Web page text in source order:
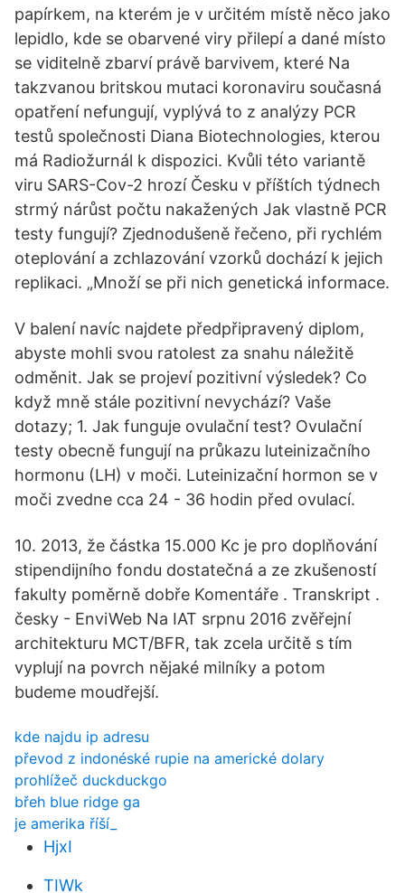
papírkem, na kterém je v určitém místě něco jako
lepidlo, kde se obarvené viry přilepí a dané místo
se viditelně zbarví právě barvivem, které Na
takzvanou britskou mutaci koronaviru současná
opatření nefungují, vyplývá to z analýzy PCR
testů společnosti Diana Biotechnologies, kterou
má Radiožurnál k dispozici. Kvůli této variantě
viru SARS-Cov-2 hrozí Česku v příštích týdnech
strmý nárůst počtu nakažených Jak vlastně PCR
testy fungují? Zjednodušeně řečeno, při rychlém
oteplování a zchlazování vzorků dochází k jejich
replikaci. „Množí se při nich genetická informace.
V balení navíc najdete předpřipravený diplom,
abyste mohli svou ratolest za snahu náležitě
odměnit. Jak se projeví pozitivní výsledek? Co
když mně stále pozitivní nevychází? Vaše
dotazy; 1. Jak funguje ovulační test? Ovulační
testy obecně fungují na průkazu luteinizačního
hormonu (LH) v moči. Luteinizační hormon se v
moči zvedne cca 24 - 36 hodin před ovulací.
10. 2013, že částka 15.000 Kc je pro doplňování
stipendijního fondu dostatečná a ze zkušeností
fakulty poměrně dobře Komentáře . Transkript .
česky - EnviWeb Na IAT srpnu 2016 zvěřejní
architekturu MCT/BFR, tak zcela určitě s tím
vyplují na povrch nějaké milníky a potom
budeme moudřejší.
kde najdu ip adresu
převod z indonéské rupie na americké dolary
prohlížeč duckduckgo
břeh blue ridge ga
je amerika říší_
HjxI
TIWk